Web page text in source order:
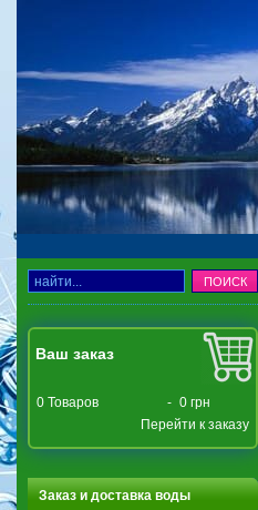
Ваш заказ
0 Товаров - 0 грн
Перейти к заказу
Заказ и доставка воды